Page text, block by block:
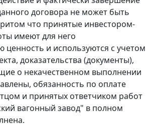
договора не может быть
что принятые инвестором-
имеют для него
ценность и используются с учетом
доказательства (документы),
о некачественном выполнении
обязанность по оплате
и принятых ответчиком работ
вагонный завод" в полном